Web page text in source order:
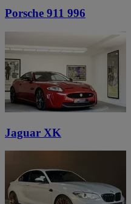
Porsche 911 996
Jaguar XK